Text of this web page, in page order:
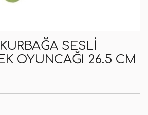
SESLI
OYUNCAĞI 26.5 CM